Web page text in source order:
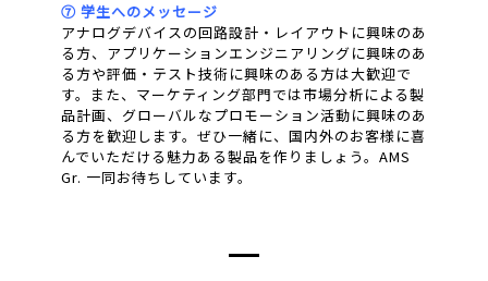
⑦ 学生へのメッセージ
アナログデバイスの回路設計・レイアウトに興味のあ
る方、アプリケーションエンジニアリングに興味のあ
る方や評価・テスト技術に興味のある方は大歓迎で
す。また、マーケティング部門では市場分析による製
品計画、グローバルなプロモーション活動に興味のあ
る方を歓迎します。ぜひ一緒に、国内外のお客様に喜
んでいただける魅力ある製品を作りましょう。AMS
Gr. 一同お待ちしています。